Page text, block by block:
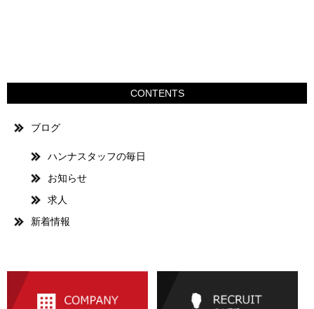
CONTENTS
ブログ
ハンナスタッフの毎日
お知らせ
求人
新着情報